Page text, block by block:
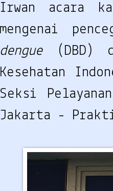
Irwan
dengue
(DBD)
Kesehatan
Seksi
Jakarta -